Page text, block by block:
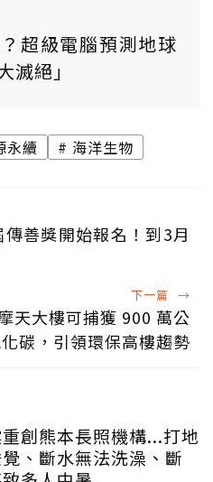
超級電腦預測地球
滅絕」
永續 海洋生物
傳善獎開始報名！到3月
下一篇 →
天大樓可捕獲 900 萬公
碳，引領環保高樓趨勢
創熊本長照機構...打地
、斷水無法洗澡、斷